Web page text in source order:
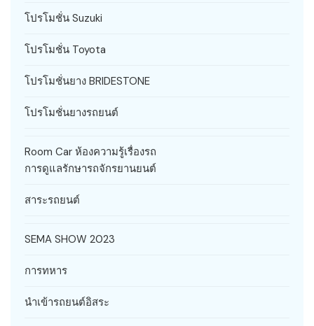
โปรโมชั่น Suzuki
โปรโมชั่น Toyota
โปรโมชั่นยาง BRIDESTONE
โปรโมชั่นยางรถยนต์
Room Car ห้องความรู้เรื่องรถ
การดูแลรักษารถจักรยานยนต์
สาระรถยนต์
SEMA SHOW 2023
การทหาร
นำเข้ารถยนต์อิสระ